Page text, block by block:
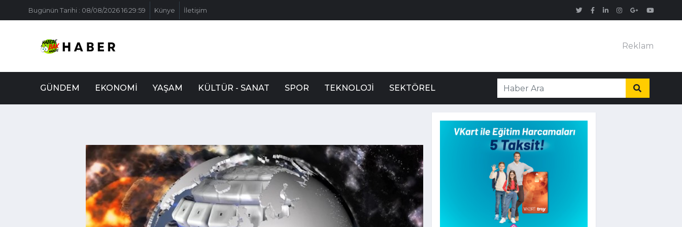
Bugünün Tarihi : 08/08/2026 16:29:59 Künye İletişim
Reklam
GÜNDEM EKONOMI YAŞAM KÜLTÜR - SANAT SPOR TEKNOLOJI SEKTÖREL